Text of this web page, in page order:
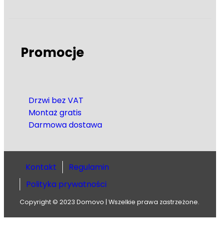
Promocje
Drzwi bez VAT
Montaż gratis
Darmowa dostawa
Kontakt
Regulamin
Polityka prywatności
Copyright © 2023 Domovo | Wszelkie prawa zastrzeżone.